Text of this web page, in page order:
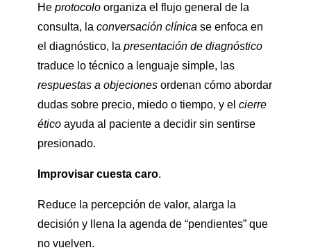
He protocoloorganiza el flujo general de la
consulta, la conversación clínica se enfoca en
el diagnóstico, la presentación de diagnóstico
traduce lo técnico a lenguaje simple, las
respuestas a objecionesordenan cómo abordar
dudas sobre precio, miedo o tiempo, y el cierre
éticoayuda al paciente a decidir sin sentirse
presionado.
Improvisar cuesta caro.
Reduce la percepción de valor, alarga la
decisión y llena la agenda de “pendientes” que
no vuelven.